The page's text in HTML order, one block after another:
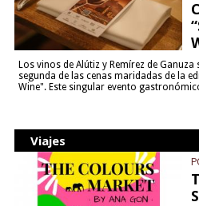
Los vinos de Alútiz y Remírez de
segunda de las cenas maridadas de la
Wine". Este singular evento
Viajes